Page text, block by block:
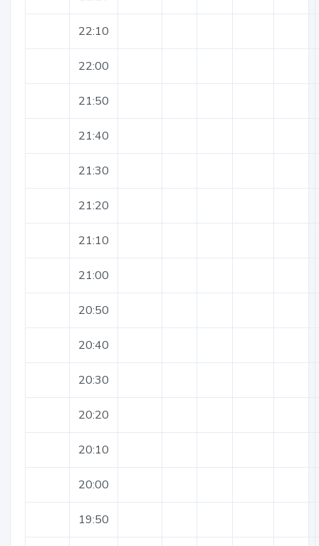
22:10
22:00
21:50
21:40
21:30
21:20
21:10
21:00
20:50
20:40
20:30
20:20
20:10
20:00
19:50